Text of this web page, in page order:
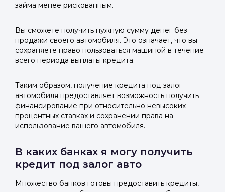
займа менее рискованным.
Вы сможете получить нужную сумму денег без
продажи своего автомобиля. Это означает, что вы
сохраняете право пользоваться машиной в течение
всего периода выплаты кредита.
Таким образом, получение кредита под залог
автомобиля предоставляет возможность получить
финансирование при относительно невысоких
процентных ставках и сохранении права на
использование вашего автомобиля.
В каких банках я могу получить
кредит под залог авто
Множество банков готовы предоставить кредиты,